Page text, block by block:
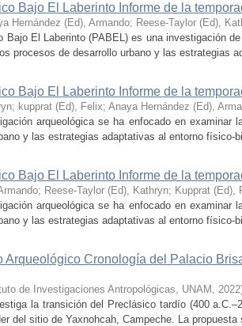
Bajo El Laberinto Informe de la
Hernández (Ed), Armando; Reese-Taylor (Ed),
Bajo El Laberinto (PABEL) es una investigación
procesos de desarrollo urbano y las estrategias
Bajo El Laberinto Informe de la
; kupprat (Ed), Felix; Anaya Hernández (Ed),
arqueológica se ha enfocado en examinar
y las estrategias adaptativas al entorno físico-
Bajo El Laberinto Informe de la
; Reese-Taylor (Ed), Kathryn; Kupprat (Ed),
arqueológica se ha enfocado en examinar
y las estrategias adaptativas al entorno físico-
Arqueológico Cronología del Palacio
de Investigaciones Antropológicas, UNAM , 2022
la transición del Preclásico tardío (400
del sitio de Yaxnohcah, Campeche. La